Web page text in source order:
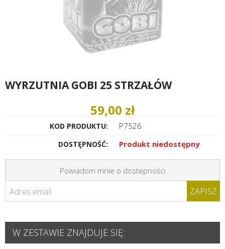
WYRZUTNIA GOBI 25 STRZAŁÓW
59,00 zł
KOD PRODUKTU: P7526
DOSTĘPNOŚĆ: Produkt niedostępny
Powiadom mnie o dostepności
Adres email: ZAPISZ
W ZESTAWIE ZNAJDUJE SIĘ: